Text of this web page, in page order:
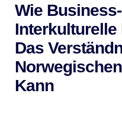
Wie
Interkulturelle
Das
Kann